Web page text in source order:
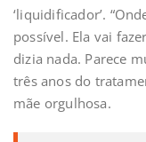
‘liquidificador’.
possível. Ela vai
dizia nada. Parece
três anos do
mãe orgulhosa.